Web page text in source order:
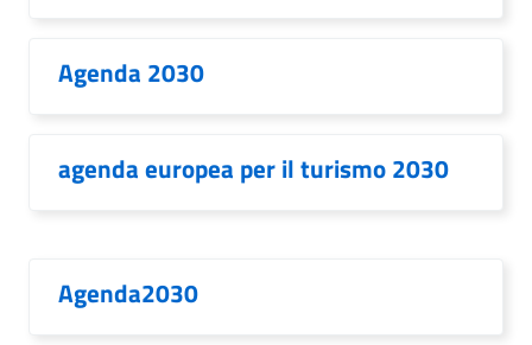
Agenda 2030
agenda europea per il turismo 2030
Agenda2030